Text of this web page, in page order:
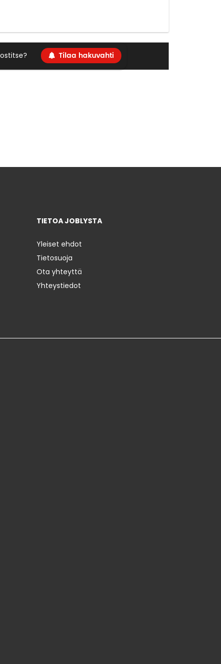
Tilaa hakuvahti
TIETOA JOBLYSTA
Yleiset ehdot
Tietosuoja
Ota yhteyttä
Yhteystiedot